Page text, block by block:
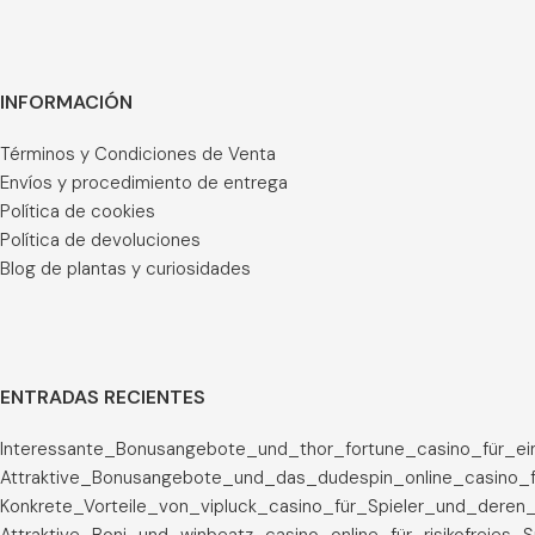
INFORMACIÓN
Términos y Condiciones de Venta
Envíos y procedimiento de entrega
Política de cookies
Política de devoluciones
Blog de plantas y curiosidades
ENTRADAS RECIENTES